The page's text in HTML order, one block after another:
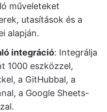
műveleteket
utasítások és a
alapján.
integráció: Integrálja
1000 eszközzel,
a GitHubbal, a
a Google Sheets-